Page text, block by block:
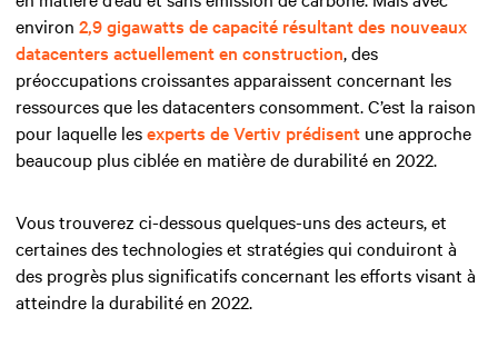
environ 2,9 gigawatts de capacité résultant des nouveaux
datacenters actuellement en construction, des
préoccupations croissantes apparaissent concernant les
ressources que les datacenters consomment. C’est la raison
pour laquelle lesexperts de Vertiv prédisent une approche
beaucoup plus ciblée en matière de durabilité en 2022.
Vous trouverez ci-dessous quelques-uns des acteurs, et
certaines des technologies et stratégies qui conduiront à
des progrès plus significatifs concernant les efforts visant à
atteindre la durabilité en 2022.